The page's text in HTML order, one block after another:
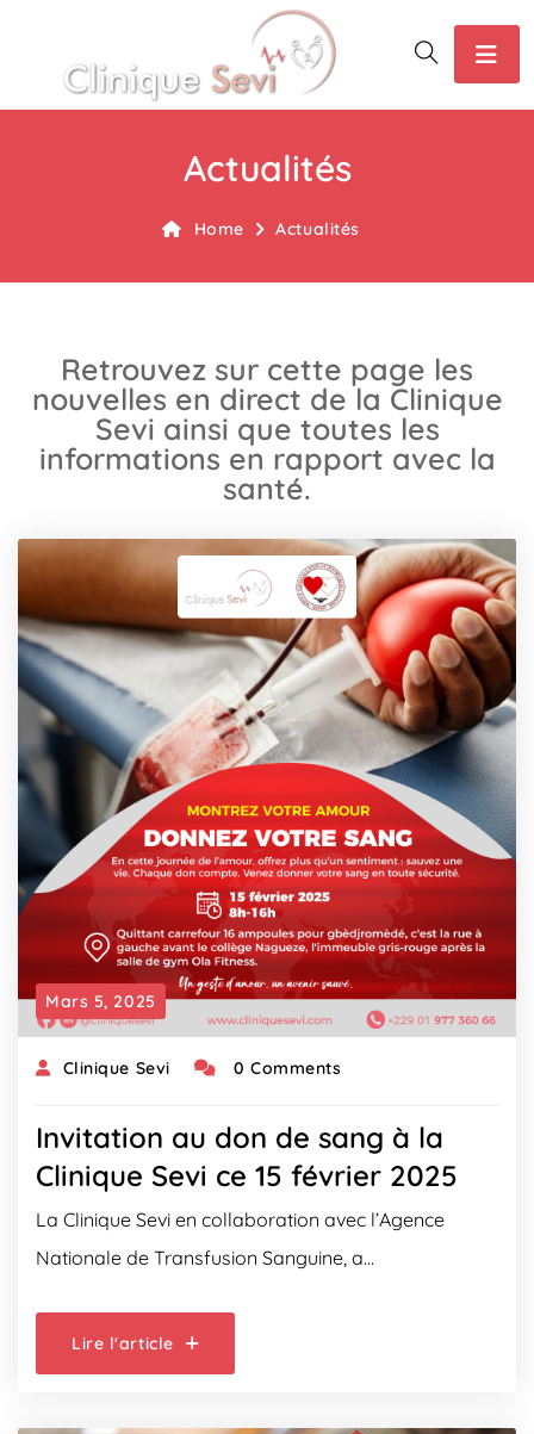
Actualités
Home Actualités
Retrouvez sur cette page les
nouvelles en direct de la Clinique
Sevi ainsi que toutes les
informations en rapport avec la
santé.
Mars 5, 2025
Clinique Sevi 0 Comments
Invitation au don de sang à la
Clinique Sevi ce 15 février 2025
La Clinique Sevi en collaboration avec l’Agence
Nationale de Transfusion Sanguine, a…
Lire l'article